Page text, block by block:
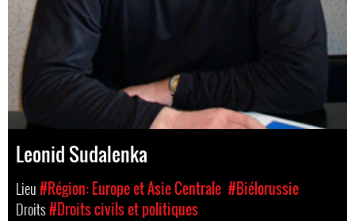
Leonid Sudalenka
Lieu#Région: Europe et Asie Centrale #Biélorussie
Droits#Droits civils et politiques